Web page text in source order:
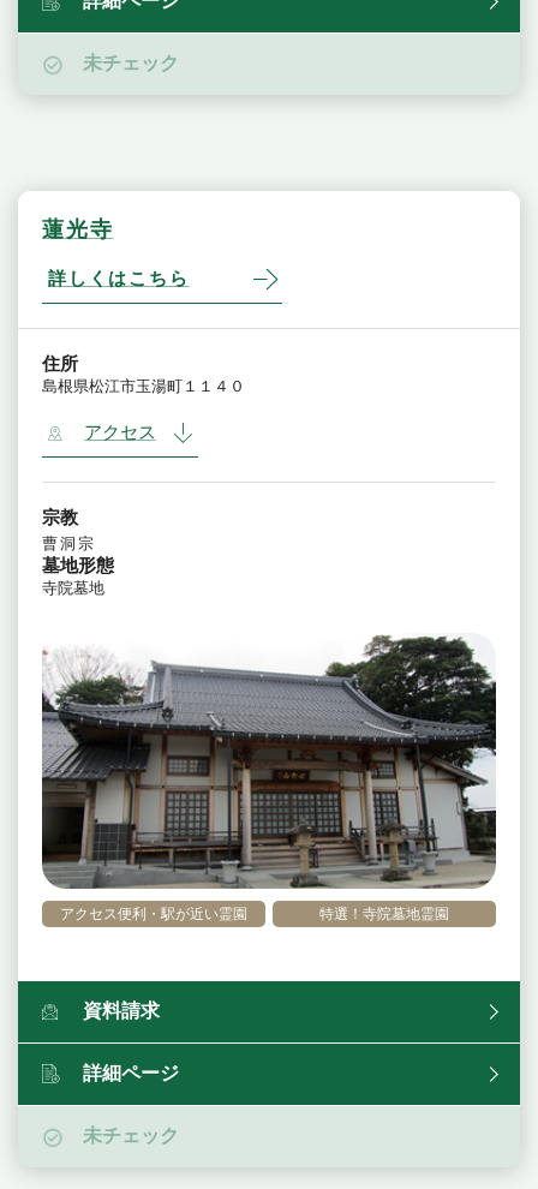
未チェック
蓮光寺
詳しくはこちら
アクセス便利・駅が近い霊園 特選！寺院墓地霊園
住所
島根県松江市玉湯町１１４０
アクセス
宗教
曹洞宗
墓地形態
寺院墓地
資料請求
詳細ページ
未チェック